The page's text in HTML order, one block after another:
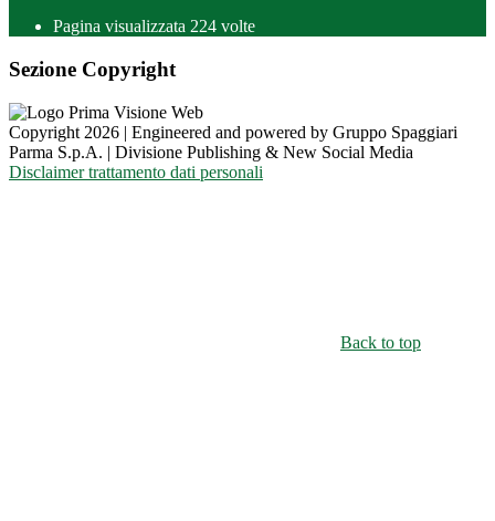
Pagina visualizzata 224 volte
Sezione Copyright
Copyright 2026 | Engineered and powered by Gruppo Spaggiari
Parma S.p.A. | Divisione Publishing & New Social Media
Disclaimer trattamento dati personali
Back to top